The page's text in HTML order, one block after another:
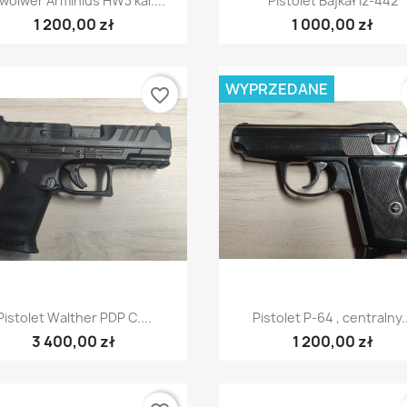
1 200,00 zł 1 000,00 zł
Szybki podgląd
Walther PDP C....
3 400,00 zł
favorite_border
Szybki podgląd
Pistolet P-64 ,
1 200,00 zł
WYPRZEDANE